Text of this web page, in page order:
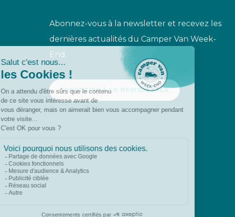
Abonnez-vous à la newsletter et recevez les
dernières actualités du Camper Van Week-
End.
S'INSCRIRE À LA NEWSLETTER